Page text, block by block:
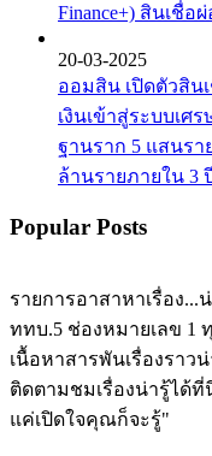
Finance+) สินเชื่
20-03-2025
ออมสิน เปิดตัวสิน
เงินเข้าสู่ระบบเศ
ฐานราก 5 แสนรา
ล้านรายภายใน 3 ปี
Popular Posts
รายการอาสาหาเรื่อง
ททบ.5 ช่องหมายเลข 1 ทุ
เนื้อหาสารพันเรื่องรา
ติดตามชมเรื่องน่ารู้ได้
แค่เปิดใจคุณก็จะรู้"